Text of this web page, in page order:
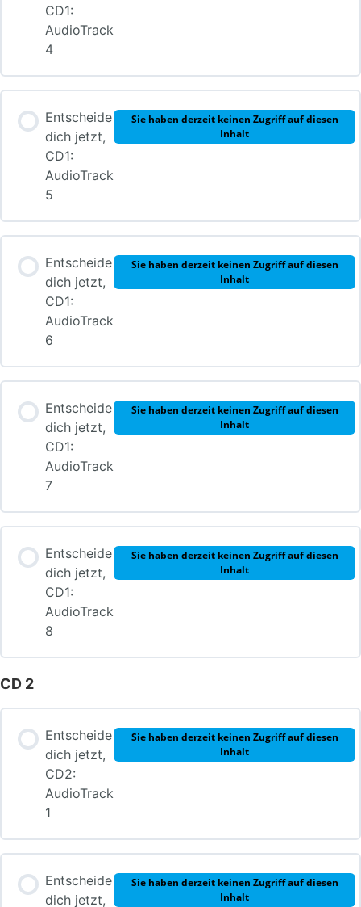
CD1:
AudioTrack
4
Entscheide
dich jetzt,
CD1:
AudioTrack
5
Sie haben derzeit keinen Zugriff auf diesen
Inhalt
Entscheide
dich jetzt,
CD1:
AudioTrack
6
Sie haben derzeit keinen Zugriff auf diesen
Inhalt
Entscheide
dich jetzt,
CD1:
AudioTrack
7
Sie haben derzeit keinen Zugriff auf diesen
Inhalt
Entscheide
dich jetzt,
CD1:
AudioTrack
8
Sie haben derzeit keinen Zugriff auf diesen
Inhalt
CD 2
Entscheide
dich jetzt,
CD2:
AudioTrack
1
Sie haben derzeit keinen Zugriff auf diesen
Inhalt
Entscheide
dich jetzt,
Sie haben derzeit keinen Zugriff auf diesen
Inhalt